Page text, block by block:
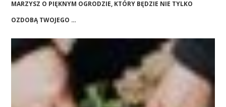
MARZYSZ O PIĘKNYM OGRODZIE, KTÓRY BĘDZIE NIE TYLKO
OZDOBĄ TWOJEGO …